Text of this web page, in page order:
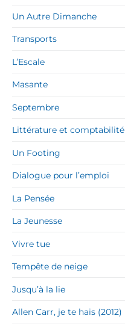
Un Autre Dimanche
Transports
L’Escale
Masante
Septembre
Littérature et comptabilité
Un Footing
Dialogue pour l’emploi
La Pensée
La Jeunesse
Vivre tue
Tempête de neige
Jusqu’à la lie
Allen Carr, je te hais (2012)